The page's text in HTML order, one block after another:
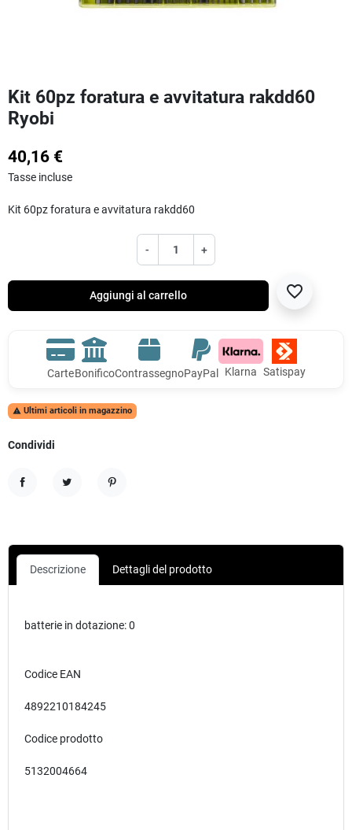
Kit 60pz foratura e avvitatura rakdd60
Ryobi
40,16 €
Tasse incluse
Kit 60pz foratura e avvitatura rakdd60
- +
Aggiungi al carrello favorite_border
CarteBonificoContrassegnoPayPal Klarna Satispay
 Ultimi articoli in magazzino
Condividi
Descrizione Dettagli del prodotto
batterie in dotazione: 0
Codice EAN
4892210184245
Codice prodotto
5132004664